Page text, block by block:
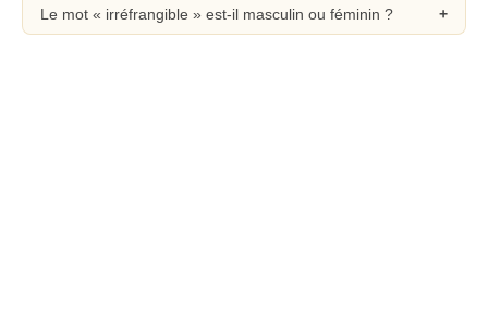
Le mot « irréfrangible » est-il masculin ou féminin ?